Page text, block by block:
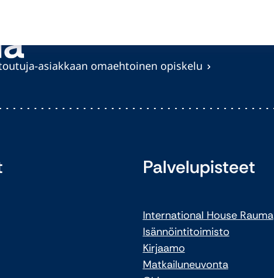
asiakkaan omaehtoinen opiskelu
Palvelupisteet
International House Rauma
Isännöintitoimisto
Kirjaamo
Matkailuneuvonta